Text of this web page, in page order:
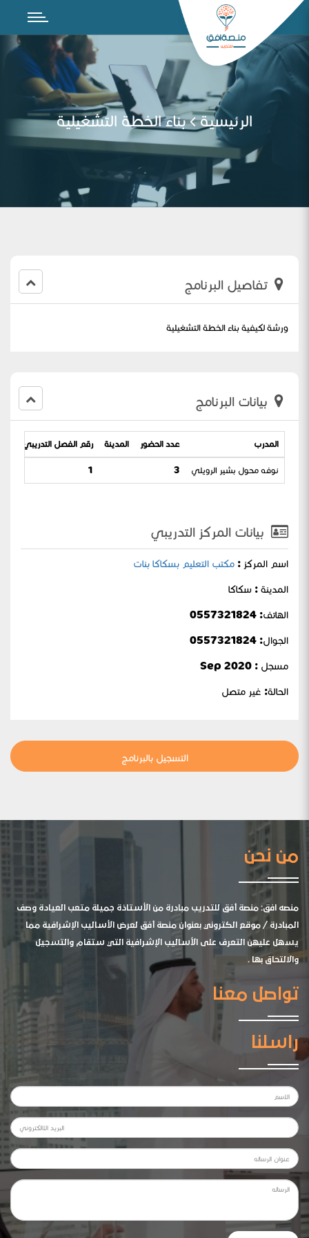
الرئيسية بناء الخطة التشغيلية
تفاصيل البرنامج
ورشة لكيفية بناء الخطة التشغيلية
بيانات البرنامج
المدرب عدد الحضور المدينة رقم الفصل التدريبي
نوفه محول بشير الرويلي 3
1
بيانات المركز التدريبي
اسم المركز : مكتب التعليم بسكاكا بنات
المدينة : سكاكا
الهاتف: 0557321824
الجوال:
مسجل : Sep 2020
الحالة: غير متصل
التسجيل بالبرنامج
من نحن
منصه افق: منصة أفق للتدريب مبادرة من الأستاذة جميلة متعب العيادة وصف
المبادرة / موقع الكتروني بعنوان منصة أفق لعرض الأساليب الإشرافية مما
يسهل عليهن التعرف على الأساليب الإشرافية التي ستقام والتسجيل
والالتحاق بها .
تواصل معنا
راسلنا